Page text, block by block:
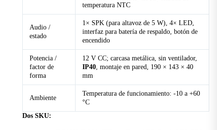
Protocolo
802.11a/b/g/n/ac/ax
Indicadores LED
3G/4G
El indicador celular permanece siempre encendido
cuando la conexión es normal.
Fuerza
Indicador de alimentación, siempre encendido
temperatura NTC
Audio /
estado
1× SPK (para altavoz de 5 W), 4× LED,
interfaz para batería de respaldo, botón de
encendido
Potencia /
factor de
forma
12 V CC; carcasa metálica, sin ventilador,
IP40 , montaje en pared, 190 × 143 × 40
mm
Ambiente
Temperatura de funcionamiento: -10 a +60
°C
Dos SKU: